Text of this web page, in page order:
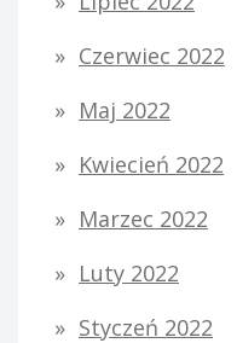
Czerwiec 2022
Maj 2022
Kwiecień 2022
Marzec 2022
Luty 2022
Styczeń 2022